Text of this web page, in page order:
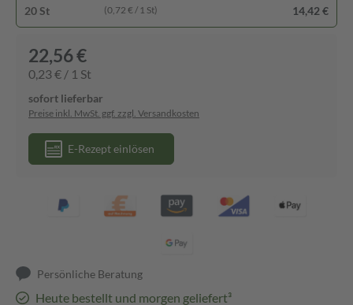
20 St (0,72 € / 1 St) 14,42 €
22,56 €
0,23 € / 1 St
sofort lieferbar
Preise inkl. MwSt. ggf. zzgl. Versandkosten
E-Rezept einlösen
Persönliche Beratung
Heute bestellt und morgen geliefert³